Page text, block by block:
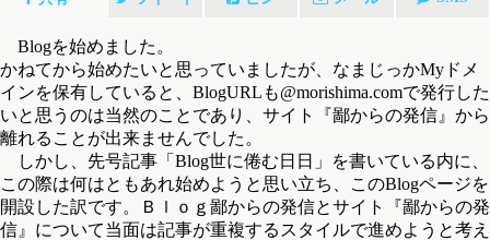
Blogを始めました。
かねてから始めたいと思っていましたが、なまじっかMyドメ
インを保有していると、BlogURLも@morishima.comで発行した
いと思うのは当然のことであり、サイト『鄙からの発信』から
離れることが出来ませんでした。
しかし、先号記事「Blog世に倦む日日」を書いている内に、
この際は何はともあれ始めようと思い立ち、このBlogページを
開設した訳です。Ｂｌｏｇ鄙からの発信とサイト『鄙からの発
信』について当面は記事が重複するスタイルで進めようと考え